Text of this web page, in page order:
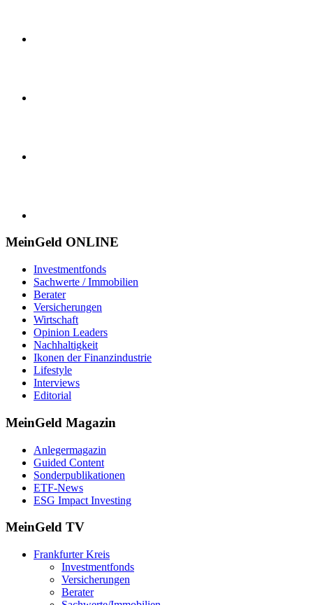
MeinGeld ONLINE
Investmentfonds
Sachwerte / Immobilien
Berater
Versicherungen
Wirtschaft
Opinion Leaders
Nachhaltigkeit
Ikonen der Finanzindustrie
Lifestyle
Interviews
Editorial
MeinGeld Magazin
Anlegermagazin
Guided Content
Sonderpublikationen
ETF-News
ESG Impact Investing
MeinGeld TV
Frankfurter Kreis
Investmentfonds
Versicherungen
Berater